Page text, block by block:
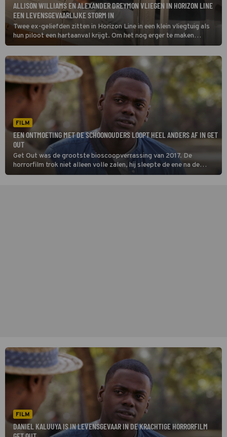
ALLISON WILLIAMS EN ALEXANDER DREYMON VLIEGEN IN HORIZON LINE
EEN LEVENSGEVAARLIJKE STORM IN
Twee ex-geliefden zitten in Horizon Line in een klein vliegtuig als
hun piloot een hartaanval krijgt. Om het nog erger te maken
vliegen ze recht op een storm af.
FILM
EEN ONTMOETING MET DE SCHOONOUDERS LOOPT HEEL ANDERS AF IN GET
OUT
Get Out was de grootste bioscoopverrassing van 2017. De
horrorfilm trok niet alleen volle zalen, hij sleepte de ene na de
andere filmprijs in de wacht.
FILM
DANIEL KALUUYA IS IN LEVENSGEVAAR IN DE KRACHTIGE HORRORFILM